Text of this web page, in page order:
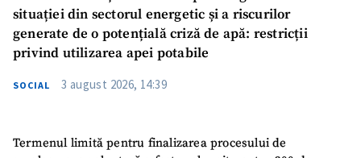
situației din sectorul energetic și a riscurilor
generate de o potențială criză de apă: restricții
privind utilizarea apei potabile
SOCIAL 3 august 2026, 14:39
Termenul limită pentru finalizarea procesului de